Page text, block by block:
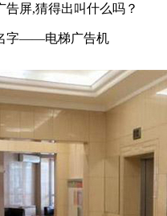
告屏,猜得出叫什么吗？
字——电梯广告机